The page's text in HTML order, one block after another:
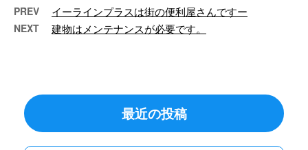
PREV イーラインプラスは街の便利屋さんですー
NEXT 建物はメンテナンスが必要です。
最近の投稿